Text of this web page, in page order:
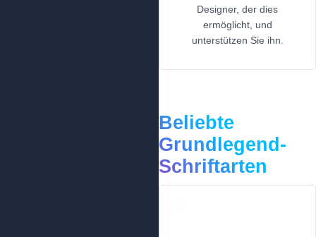
Designer, der dies
ermöglicht, und
unterstützen Sie ihn.
Beliebte
Grundlegend-
Schriftarten